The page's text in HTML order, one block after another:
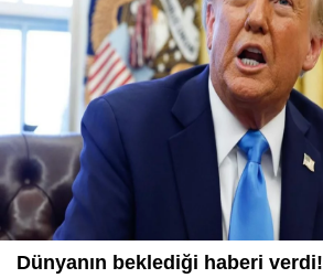
Dünyanın beklediği haberi verdi!